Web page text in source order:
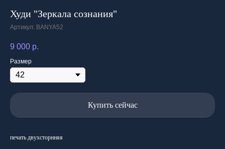
Худи "Зеркала сознания"
Артикул: BANYA52
9 000 р.
Размер
Купить сейчас
печать двухсторнняя